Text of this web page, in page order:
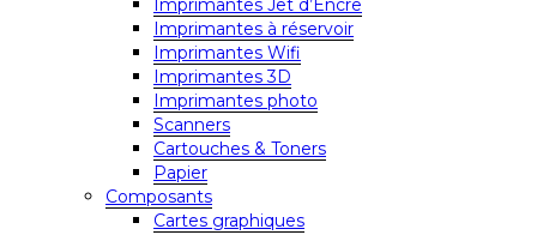
Imprimantes Jet d’Encre
Imprimantes à réservoir
Imprimantes Wifi
Imprimantes 3D
Imprimantes photo
Scanners
Cartouches & Toners
Papier
Composants
Cartes graphiques